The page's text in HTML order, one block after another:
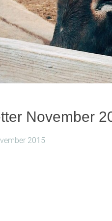
November
2015